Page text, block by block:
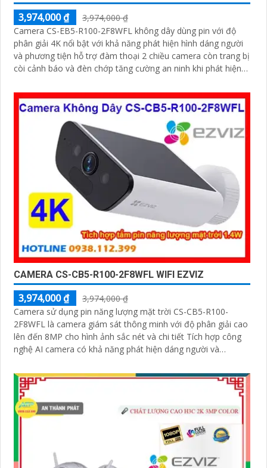
3,974,000 ₫
3,974,000 ₫
Camera CS-EB5-R100-2F8WFL không dây dùng pin với độ
phân giải 4K nổi bật với khả năng phát hiện hình dáng người
và phương tiện hỗ trợ đàm thoại 2 chiều camera còn trang bị
còi cảnh báo và đèn chớp tăng cường an ninh khi phát hiện
và pin sạc đạt chuẩn IP65 chống nước và bụi giúp hoạt động
bền bỉ trong mọi điều kiện thời tiết.
CAMERA CS-CB5-R100-2F8WFL WIFI EZVIZ
3,974,000 ₫
3,974,000 ₫
Camera sử dụng pin năng lượng mặt trời CS-CB5-R100-
2F8WFL là camera giám sát thông minh với độ phân giải cao
lên đến 8MP cho hình ảnh sắc nét và chi tiết Tích hợp công
nghệ AI camera có khả năng phát hiện dáng người và
bỉ chống nước IP65 phù hợp lắp đặt trong mọi điều kiện thời
tiết. Camera An Ninh CS-CB5-R100-2F8WFL có khả năng còi
hú, đèn chớp báo động, Wifi Không Dây, chức năng AI deep
learning phân biệt người & phương tiện